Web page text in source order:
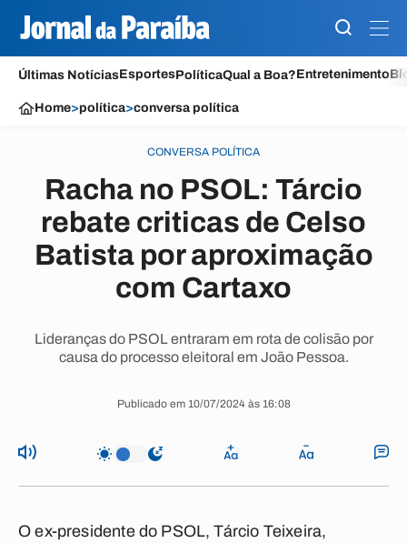
Últimas NotíciasEsportesPolíticaQual a Boa?Entretenimento
Home>política>conversa política
CONVERSA POLÍTICA
Racha no PSOL: Tárcio
rebate criticas de Celso
Batista por aproximação
com Cartaxo
Lideranças do PSOL entraram em rota de colisão por
causa do processo eleitoral em João Pessoa.
Publicado em 10/07/2024 às 16:08
O ex-presidente do PSOL, Tárcio Teixeira,